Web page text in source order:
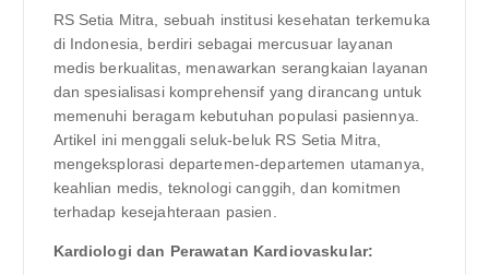
RS Setia Mitra, sebuah institusi kesehatan terkemuka
di Indonesia, berdiri sebagai mercusuar layanan
medis berkualitas, menawarkan serangkaian layanan
dan spesialisasi komprehensif yang dirancang untuk
memenuhi beragam kebutuhan populasi pasiennya.
Artikel ini menggali seluk-beluk RS Setia Mitra,
mengeksplorasi departemen-departemen utamanya,
keahlian medis, teknologi canggih, dan komitmen
terhadap kesejahteraan pasien.
Kardiologi dan Perawatan Kardiovaskular: